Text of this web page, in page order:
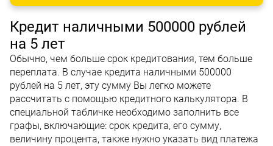
Кредит наличными 500000 рублей
на 5 лет
Обычно, чем больше срок кредитования, тем больше
переплата. В случае кредита наличными 500000
рублей на 5 лет, эту сумму Вы легко можете
рассчитать с помощью кредитного калькулятора. В
специальной табличке необходимо заполнить все
графы, включающие: срок кредита, его сумму,
величину процента, также нужно указать вид платежа